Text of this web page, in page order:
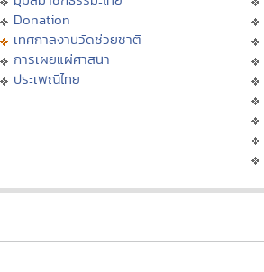
Donation
เทศกาลงานวัดช่วยชาติ
การเผยแผ่ศาสนา
ประเพณีไทย